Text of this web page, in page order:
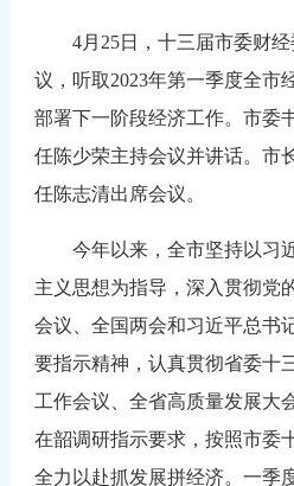
4月25日，十三届市委财经
议，听取2023年第一季度全市
部署下一阶段经济工作。市委
任陈少荣主持会议并讲话。市
任陈志清出席会议。
今年以来，全市坚持以习
主义思想为指导，深入贯彻党
会议、全国两会和习近平总书
要指示精神，认真贯彻省委十
工作会议、全省高质量发展大
在韶调研指示要求，按照市委
全力以赴抓发展拼经济。一季